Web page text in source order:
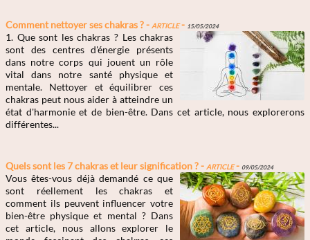
Comment nettoyer ses chakras ? -Article- 15/05/2024
1. Que sont les chakras ? Les chakras
sont des centres d'énergie présents
dans notre corps qui jouent un rôle
vital dans notre santé physique et
mentale. Nettoyer et équilibrer ces
chakras peut nous aider à atteindre un
état d'harmonie et de bien-être. Dans cet article, nous explorerons
différentes...
Quels sont les 7 chakras et leur signification ? -Article- 09/05/2024
Vous êtes-vous déjà demandé ce que
sont réellement les chakras et
comment ils peuvent influencer votre
bien-être physique et mental ? Dans
cet article, nous allons explorer le